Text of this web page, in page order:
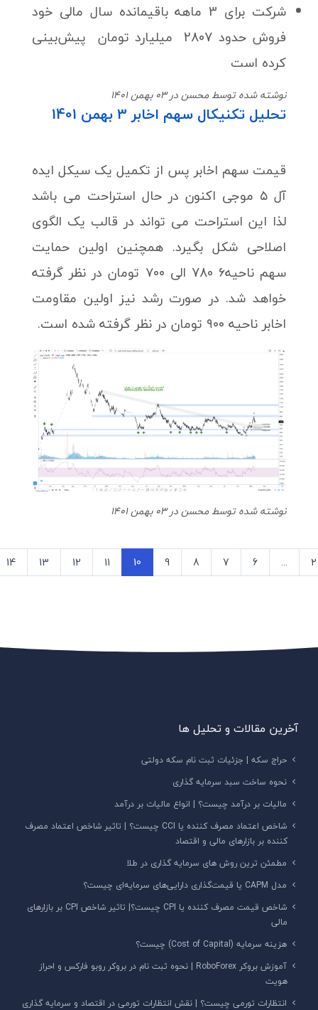
شرکت برای 3 ماهه باقیمانده سال مالی خود
فروش حدود 2807 میلیارد تومان پیش‌بینی
کرده است
نوشته شده توسط محسن در 03 بهمن 1401
تحلیل تکنیکال سهم اخابر 3 بهمن 1401
قیمت سهم اخابر پس از تکمیل یک سیکل ایده
آل ۵ موجی اکنون در حال استراحت می باشد
لذا این استراحت می تواند در قالب یک الگوی
اصلاحی شکل بگیرد. همچنین اولین حمایت
سهم ناحیه۶ 780 الی ۷۰۰ تومان در نظر گرفته
خواهد شد. در صورت رشد نیز اولین مقاومت
اخابر ناحیه ۹۰۰ تومان در نظر گرفته شده است.
نوشته شده توسط محسن در 03 بهمن 1401
2
...
6
7
8
9
10
11
12
13
14
آخرین مقالات و تحلیل ها
حراج سکه | جزئیات ثبت نام سکه دولتی
نحوه ساخت سبد سرمایه گذاری
مالیات بر درآمد چیست؟ | انواع مالیات بر درآمد
شاخص اعتماد مصرف کننده یا CCI چیست؟ | تاثیر شاخص اعتماد مصرف
کننده بر بازارهای مالی و اقتصاد
مطمئن ترین روش های سرمایه گذاری در طلا
مدل CAPM یا قیمت‌گذاری دارایی‌های سرمایه‌ای چیست؟
شاخص قیمت مصرف کننده یا CPI‌ چیست؟| تاثیر شاخص CPI بر بازارهای
مالی
هزینه سرمایه (Cost of Capital) چیست؟
آموزش بروکر RoboForex | نحوه ثبت نام در بروکر روبو فارکس و احراز
هویت
انتظارات تورمی چیست؟ | نقش انتظارات تورمی در اقتصاد و سرمایه گذاری